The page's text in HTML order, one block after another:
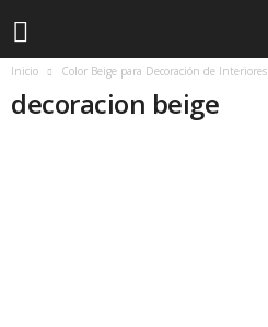
Inicio Color Beige para Decoración de Interiores
decoracion beige